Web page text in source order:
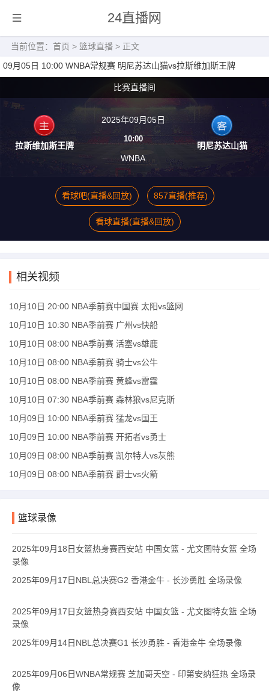
24直播网
当前位置： 首页 > 篮球直播 > 正文
09月05日 10:00 WNBA常规赛 明尼苏达山猫vs拉斯维加斯王牌
比赛直播间
拉斯维加斯王牌
2025年09月05日
10:00
WNBA
明尼苏达山猫
看球吧(直播&回放) 857直播(推荐)
看球直播(直播&回放)
相关视频
10月10日 20:00 NBA季前赛中国赛 太阳vs篮网
10月10日 10:30 NBA季前赛 广州vs快船
10月10日 08:00 NBA季前赛 活塞vs雄鹿
10月10日 08:00 NBA季前赛 骑士vs公牛
10月10日 08:00 NBA季前赛 黄蜂vs雷霆
10月10日 07:30 NBA季前赛 森林狼vs尼克斯
10月09日 10:00 NBA季前赛 猛龙vs国王
10月09日 10:00 NBA季前赛 开拓者vs勇士
10月09日 08:00 NBA季前赛 凯尔特人vs灰熊
10月09日 08:00 NBA季前赛 爵士vs火箭
篮球录像
2025年09月18日女篮热身赛西安站 中国女篮 - 尤文图特女篮 全场
录像
2025年09月17日NBL总决赛G2 香港金牛 - 长沙勇胜 全场录像
2025年09月17日女篮热身赛西安站 中国女篮 - 尤文图特女篮 全场
录像
2025年09月14日NBL总决赛G1 长沙勇胜 - 香港金牛 全场录像
2025年09月06日WNBA常规赛 芝加哥天空 - 印第安纳狂热 全场录
像